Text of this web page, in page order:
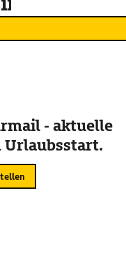
- aktuelle
Urlaubsstart.